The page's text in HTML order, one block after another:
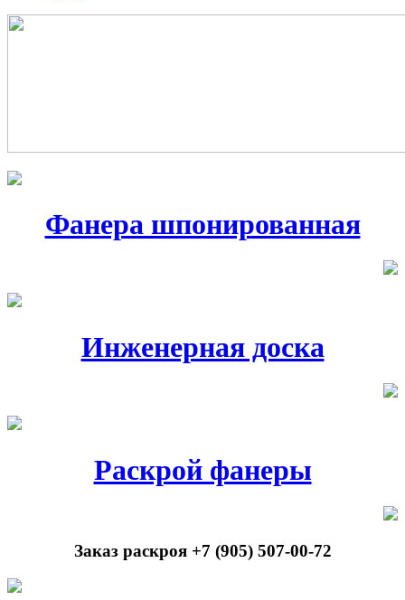
Фанера шпонированная
Инженерная доска
Раскрой фанеры
Заказ раскроя +7 (905) 507-00-72